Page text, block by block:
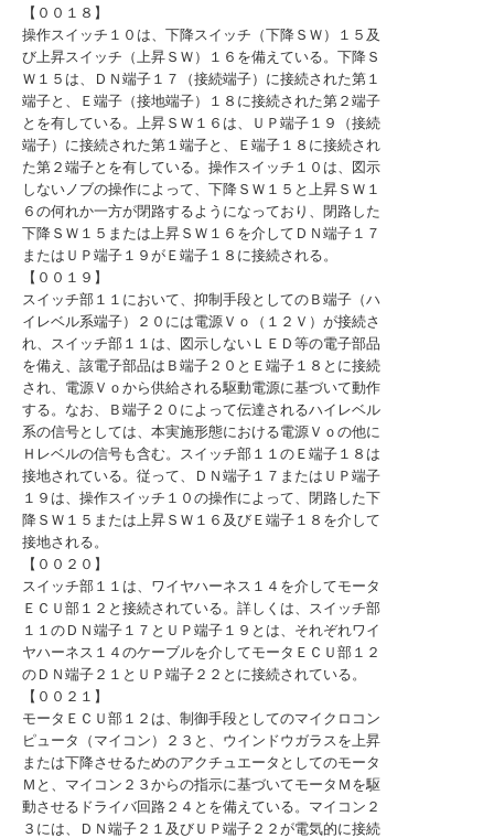
【００１８】
操作スイッチ１０は、下降スイッチ（下降ＳＷ）１５及
び上昇スイッチ（上昇ＳＷ）１６を備えている。下降Ｓ
Ｗ１５は、ＤＮ端子１７（接続端子）に接続された第１
端子と、Ｅ端子（接地端子）１８に接続された第２端子
とを有している。上昇ＳＷ１６は、ＵＰ端子１９（接続
端子）に接続された第１端子と、Ｅ端子１８に接続され
た第２端子とを有している。操作スイッチ１０は、図示
しないノブの操作によって、下降ＳＷ１５と上昇ＳＷ１
６の何れか一方が閉路するようになっており、閉路した
下降ＳＷ１５または上昇ＳＷ１６を介してＤＮ端子１７
またはＵＰ端子１９がＥ端子１８に接続される。
【００１９】
スイッチ部１１において、抑制手段としてのＢ端子（ハ
イレベル系端子）２０には電源Ｖｏ（１２Ｖ）が接続さ
れ、スイッチ部１１は、図示しないＬＥＤ等の電子部品
を備え、該電子部品はＢ端子２０とＥ端子１８とに接続
され、電源Ｖｏから供給される駆動電源に基づいて動作
する。なお、Ｂ端子２０によって伝達されるハイレベル
系の信号としては、本実施形態における電源Ｖｏの他に
Ｈレベルの信号も含む。スイッチ部１１のＥ端子１８は
接地されている。従って、ＤＮ端子１７またはＵＰ端子
１９は、操作スイッチ１０の操作によって、閉路した下
降ＳＷ１５または上昇ＳＷ１６及びＥ端子１８を介して
接地される。
【００２０】
スイッチ部１１は、ワイヤハーネス１４を介してモータ
ＥＣＵ部１２と接続されている。詳しくは、スイッチ部
１１のＤＮ端子１７とＵＰ端子１９とは、それぞれワイ
ヤハーネス１４のケーブルを介してモータＥＣＵ部１２
のＤＮ端子２１とＵＰ端子２２とに接続されている。
【００２１】
モータＥＣＵ部１２は、制御手段としてのマイクロコン
ピュータ（マイコン）２３と、ウインドウガラスを上昇
または下降させるためのアクチュエータとしてのモータ
Ｍと、マイコン２３からの指示に基づいてモータＭを駆
動させるドライバ回路２４とを備えている。マイコン２
３には、ＤＮ端子２１及びＵＰ端子２２が電気的に接続